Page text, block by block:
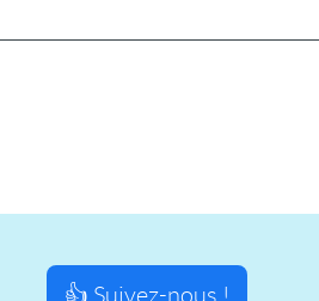
👍 Suivez-nous !